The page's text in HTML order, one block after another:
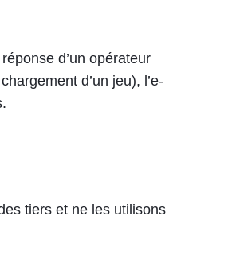
d’un opérateur
d’un jeu), l’e-
tiers et ne les utilisons